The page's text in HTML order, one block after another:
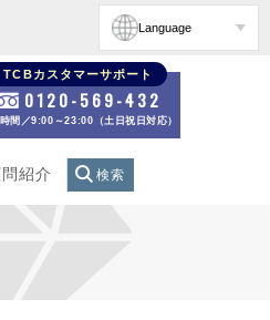
Language
TCBカスタマーサポート
0120-569-432
間／9:00～23:00（土日祝日対応）
紹介 検索